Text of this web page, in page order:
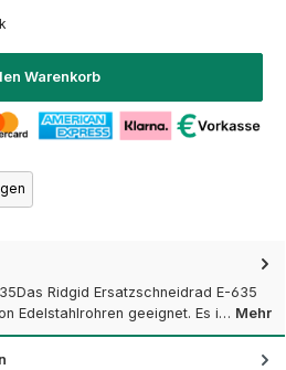
Warenkorb
Ridgid Ersatzschneidrad E-635
Edelstahlrohren geeignet. Es i… Mehr